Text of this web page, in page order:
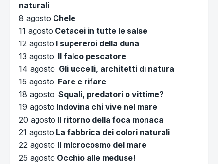
naturali
8 agosto Chele
11 agosto Cetacei in tutte le salse
12 agosto I supereroi della duna
13 agosto Il falco pescatore
14 agosto Gli uccelli, architetti di natura
15 agosto Fare e rifare
18 agosto Squali, predatori o vittime?
19 agosto Indovina chi vive nel mare
20 agosto Il ritorno della foca monaca
21 agosto La fabbrica dei colori naturali
22 agosto Il microcosmo del mare
25 agosto Occhio alle meduse!